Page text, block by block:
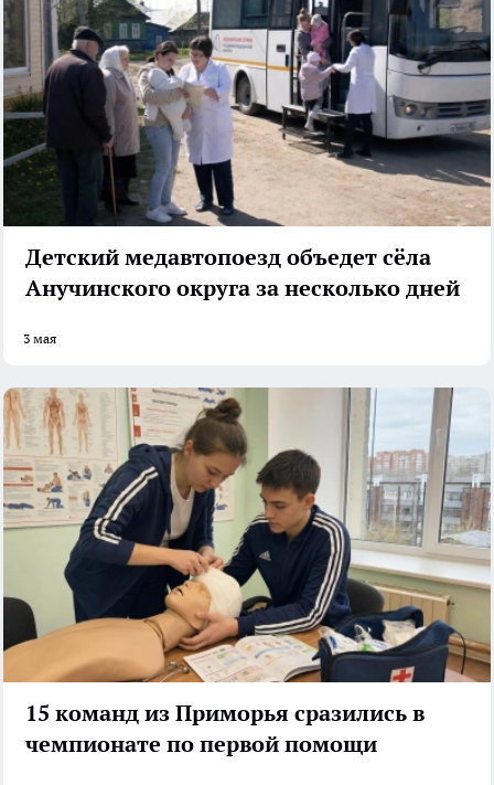
Детский медавтопоезд объедет сёла
Анучинского округа за несколько дней
3 мая
15 команд из Приморья сразились в
чемпионате по первой помощи